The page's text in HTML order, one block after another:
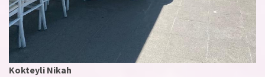
Kokteyli Nikah